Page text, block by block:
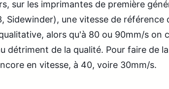
sur les imprimantes de première
Sidewinder), une vitesse de référence
alors qu'à 80 ou 90mm/s on
détriment de la qualité. Pour faire de
en vitesse, à 40, voire 30mm/s.